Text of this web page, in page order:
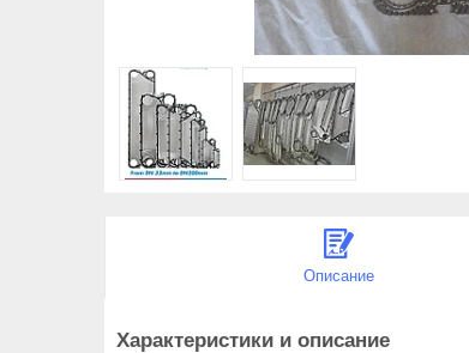
Описание
Характеристики и описание